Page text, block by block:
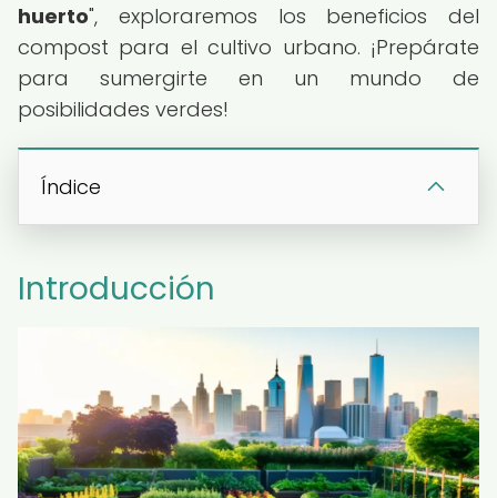
huerto", exploraremos los beneficios del
compost para el cultivo urbano. ¡Prepárate
para sumergirte en un mundo de
posibilidades verdes!
Índice
Introducción